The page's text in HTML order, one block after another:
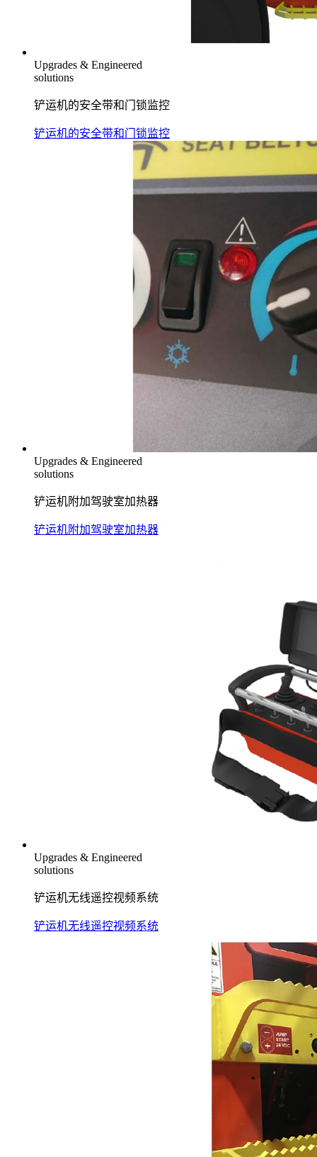
Upgrades & Engineered
solutions
铲运机的安全带和门锁监控
铲运机的安全带和门锁监控
Upgrades & Engineered
solutions
铲运机附加驾驶室加热器
铲运机附加驾驶室加热器
Upgrades & Engineered
solutions
铲运机无线遥控视频系统
铲运机无线遥控视频系统